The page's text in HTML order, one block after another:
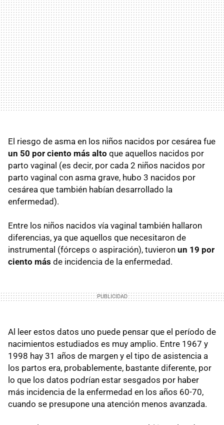
El riesgo de asma en los niños nacidos por cesárea fue
un 50 por ciento más alto que aquellos nacidos por
parto vaginal (es decir, por cada 2 niños nacidos por
parto vaginal con asma grave, hubo 3 nacidos por
cesárea que también habían desarrollado la
enfermedad).
Entre los niños nacidos vía vaginal también hallaron
diferencias, ya que aquellos que necesitaron de
instrumental (fórceps o aspiración), tuvieron un 19 por
ciento más de incidencia de la enfermedad.
Al leer estos datos uno puede pensar que el período de
nacimientos estudiados es muy amplio. Entre 1967 y
1998 hay 31 años de margen y el tipo de asistencia a
los partos era, probablemente, bastante diferente, por
lo que los datos podrían estar sesgados por haber
más incidencia de la enfermedad en los años 60-70,
cuando se presupone una atención menos avanzada.